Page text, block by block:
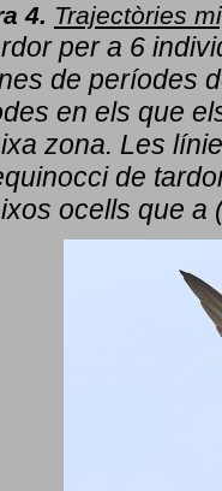
4. Trajectòries
per a 6
de períodes
en els que
zona. Les
de
ocells que a